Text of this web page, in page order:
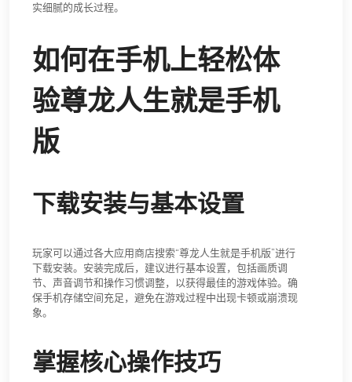
实细腻的成长过程。
如何在手机上轻松体
验尊龙人生就是手机
版
下载安装与基本设置
玩家可以通过各大应用商店搜索“尊龙人生就是手机版”进行
下载安装。安装完成后，建议进行基本设置，包括画质调
节、声音调节和操作习惯调整，以获得最佳的游戏体验。确
保手机存储空间充足，避免在游戏过程中出现卡顿或崩溃现
象。
掌握核心操作技巧